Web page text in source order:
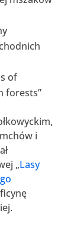
of
forests”
i
„Lasy